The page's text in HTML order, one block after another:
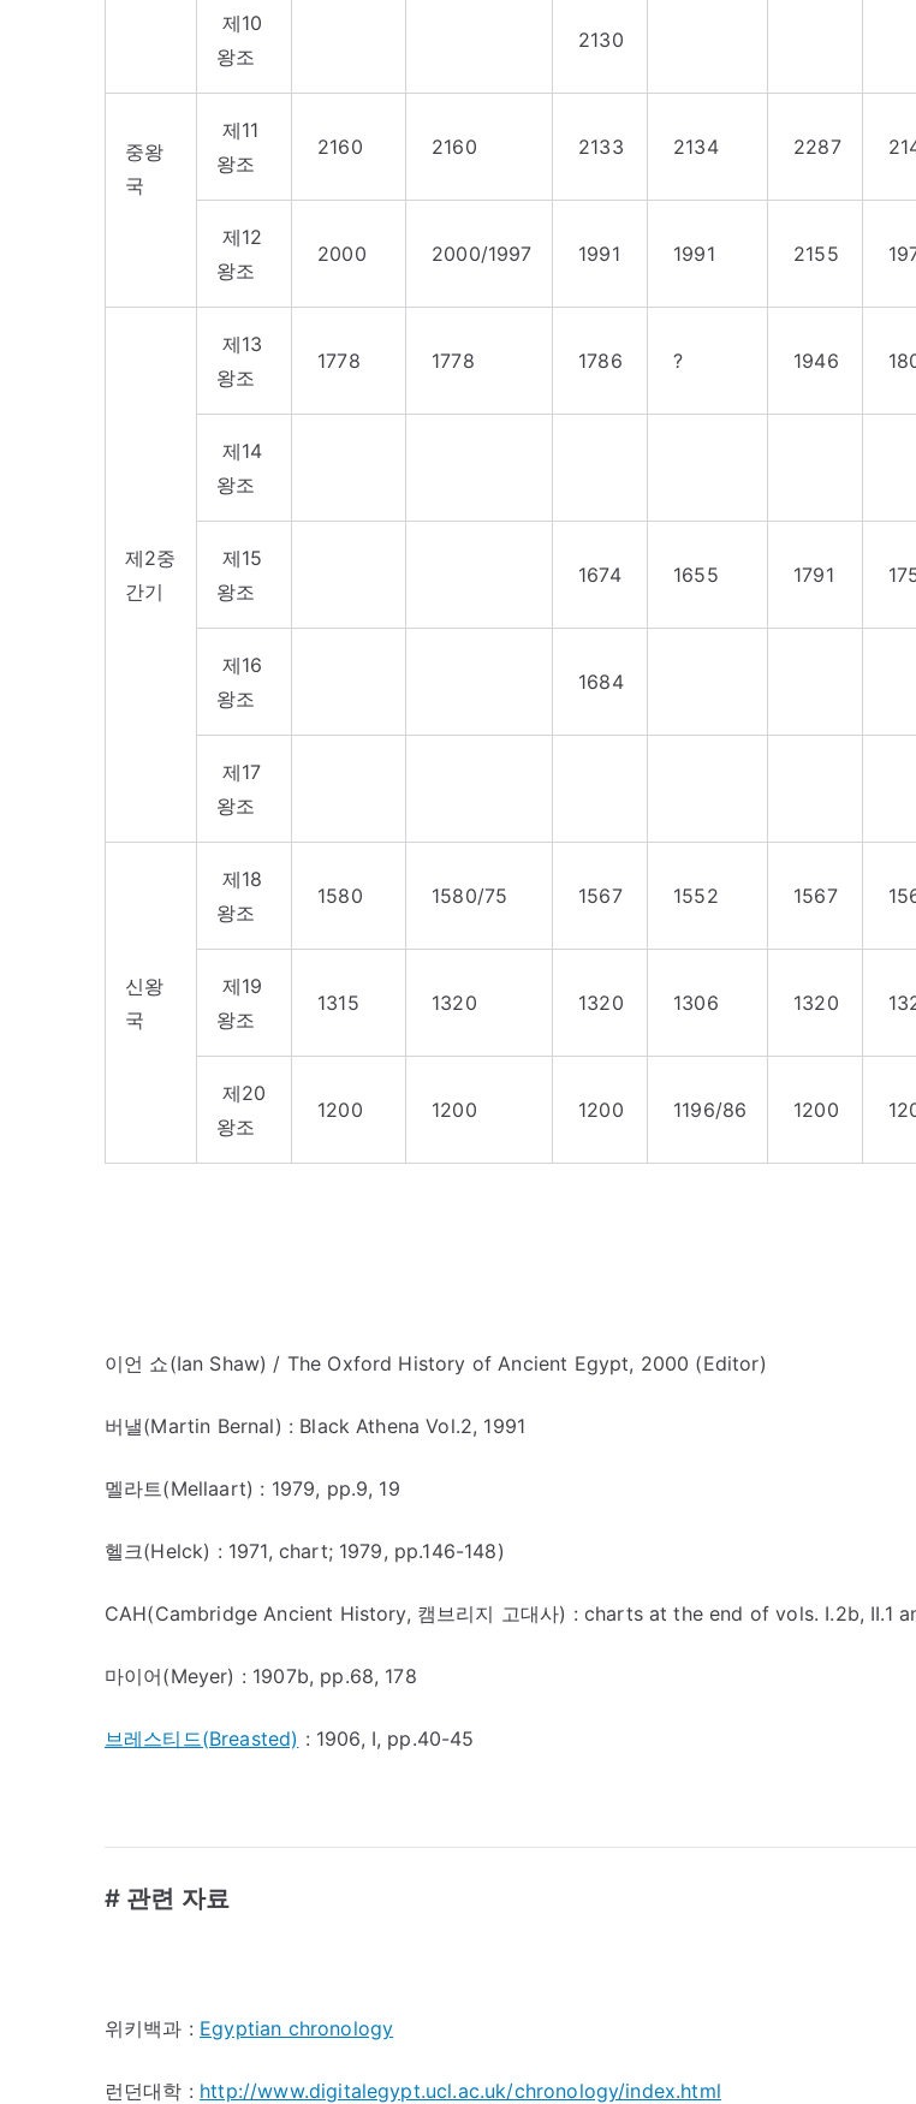
제10
왕조
2130
중왕
국
제11
왕조
2160 2160 2133 2134 2287
제12
왕조
2000 2000/1997 1991 1991 2155
제2중
간기
제13
왕조
1778 1778 1786 ? 1946
제14
왕조
제15
왕조
1674 1655 1791
제16
왕조
1684
제17
왕조
신왕
국
제18
왕조
1580 1580/75 1567 1552 1567
제19
왕조
1315 1320 1320 1306 1320
제20
왕조
1200 1200 1200 1196/86 1200
이언 쇼(Ian Shaw) / The Oxford History of Ancient Egypt, 2000 (Editor)
버낼(Martin Bernal) : Black Athena Vol.2, 1991
멜라트(Mellaart) : 1979, pp.9, 19
헬크(Helck) : 1971, chart; 1979, pp.146-148)
CAH(Cambridge Ancient History, 캠브리지 고대사) : charts at the end of vols. I.2b, II.1
마이어(Meyer) : 1907b, pp.68, 178
브레스티드(Breasted) : 1906, I, pp.40-45
# 관련 자료
위키백과 : Egyptian chronology
런던대학 : http://www.digitalegypt.ucl.ac.uk/chronology/index.html